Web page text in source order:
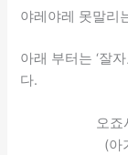
야레야레 못말리
아래 부터는 ‘잘
다.
오죠
(아